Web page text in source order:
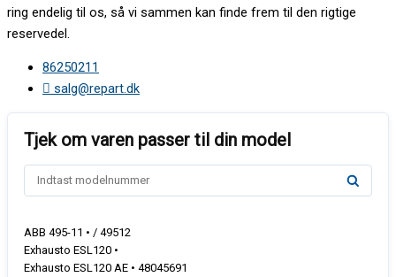
ring endelig til os, så vi sammen kan finde frem til den rigtige
reservedel.
86250211
salg@repart.dk
ABB 495-11 • / 49512
Exhausto ESL120 •
Exhausto ESL120 AE • 48045691